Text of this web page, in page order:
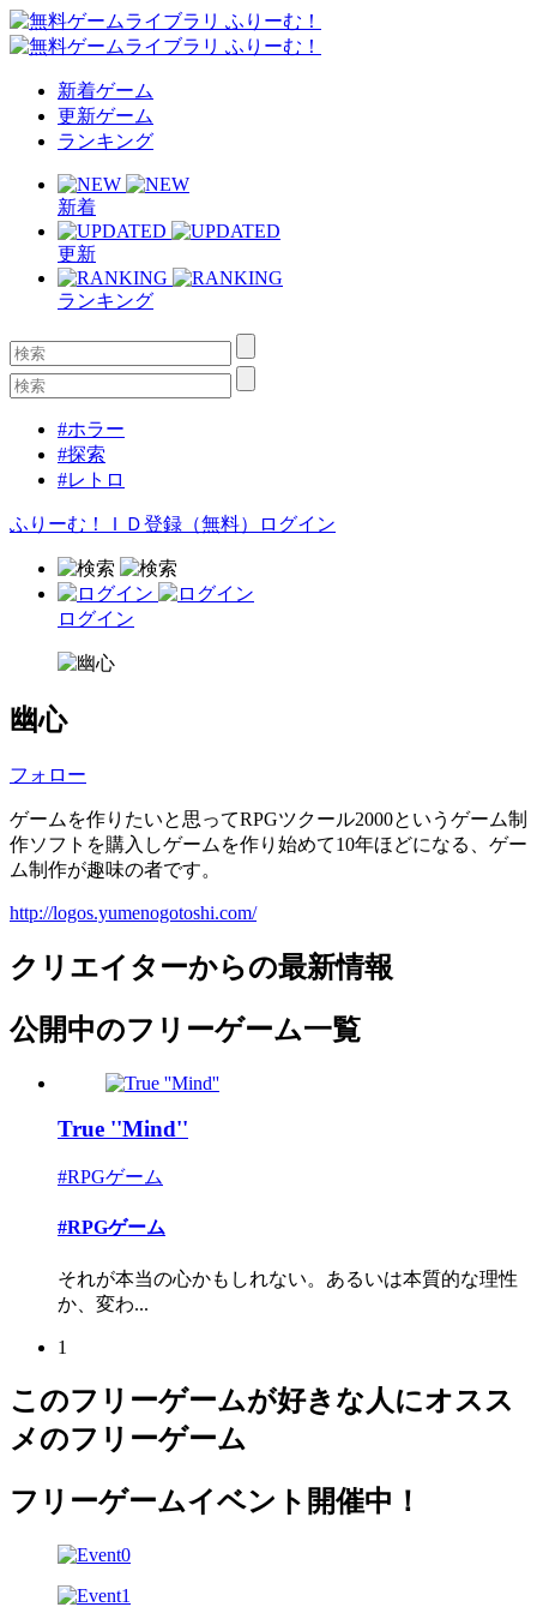
新着ゲーム
更新ゲーム
ランキング
新着
更新
ランキング
#ホラー
#探索
#レトロ
ふりーむ！ＩＤ登録（無料） ログイン
ログイン
幽心
フォロー
ゲームを作りたいと思ってRPGツクール2000というゲーム制
作ソフトを購入しゲームを作り始めて10年ほどになる、ゲー
ム制作が趣味の者です。
http://logos.yumenogotoshi.com/
クリエイターからの最新情報
公開中のフリーゲーム一覧
True ''Mind''
#RPGゲーム
#RPGゲーム
それが本当の心かもしれない。あるいは本質的な理性
か、変わ...
1
このフリーゲームが好きな人にオスス
メのフリーゲーム
フリーゲームイベント開催中！